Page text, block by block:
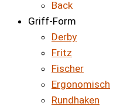
Back
Griff-Form
Derby
Fritz
Fischer
Ergonomisch
Rundhaken